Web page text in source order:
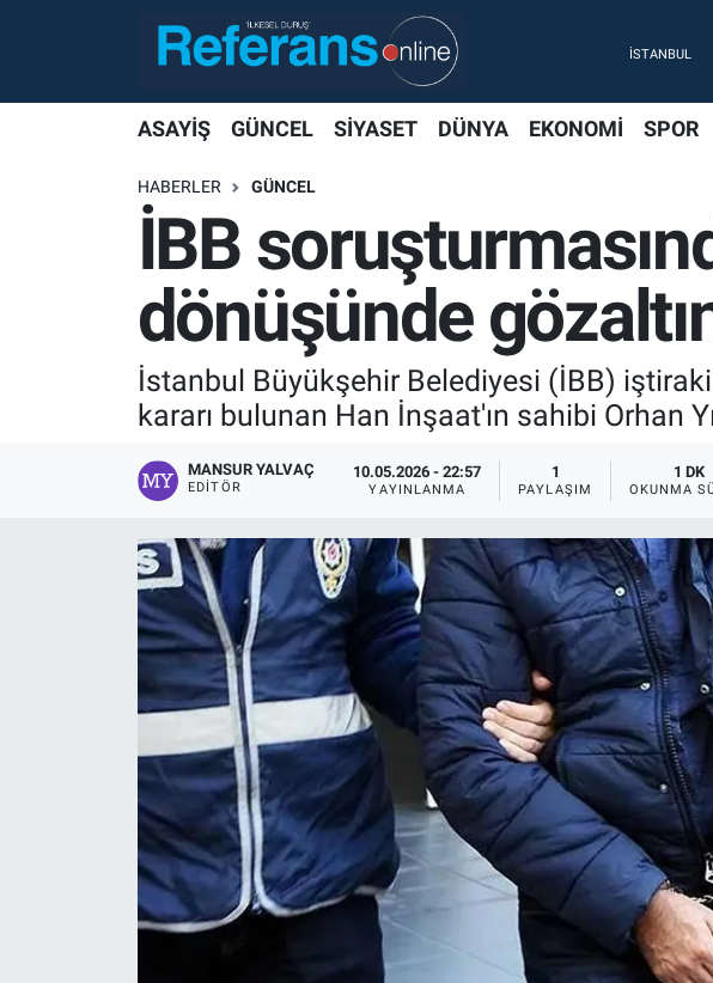
ASAYİŞ GÜNCEL SİYASET DÜNYA EKONOMİ SPOR
HABERLER GÜNCEL
İBB
dönüşünde
İstanbul Büyükşehir Belediyesi (İBB)
kararı bulunan Han İnşaat'ın sahibi Orhan
MANSUR YALVAÇ
EDITÖR
10.05.2026 - 22:57
YAYINLANMA
1
PAYLAŞIM
1 DK
OKUNMA